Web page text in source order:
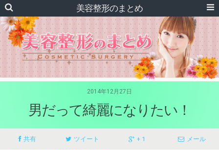
美容整形のまとめ
2014年12月27日
男だって綺麗になりたい！
共有 ツイート + 1 メール